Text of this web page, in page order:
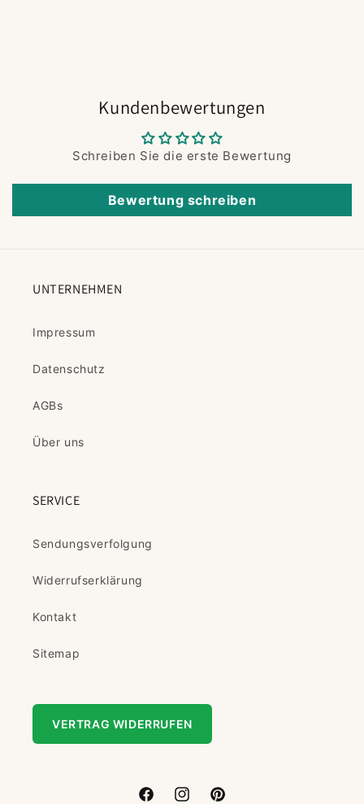
Kundenbewertungen
Schreiben Sie die erste Bewertung
Bewertung schreiben
UNTERNEHMEN
Impressum
Datenschutz
AGBs
Über uns
SERVICE
Sendungsverfolgung
Widerrufserklärung
Kontakt
Sitemap
VERTRAG WIDERRUFEN